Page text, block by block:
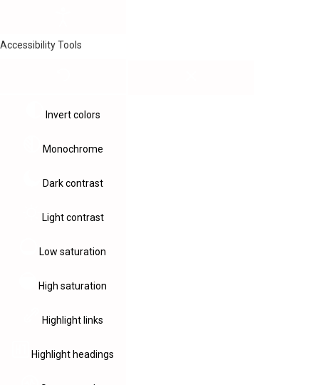
Accessibility Tools
Invert colors
Monochrome
Dark contrast
Light contrast
Low saturation
High saturation
Highlight links
Highlight headings